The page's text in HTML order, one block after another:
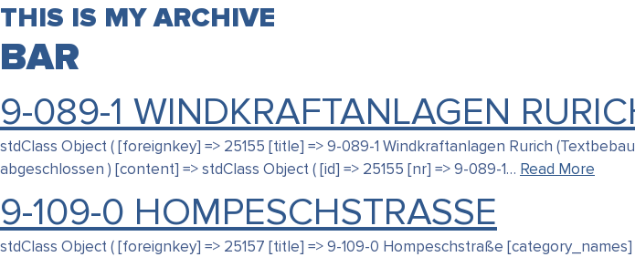
BÜRGERSERVICE
POLITIK &
FREIZEIT &
ENGAGEMENT
EVENTS
STADTPORTRÄT
WIRTSCHAFTSFÖRDERUNG
FÖRDERMÖGLICHKEITEN
&
STELLEN SIE GERNE IHRE FRAGE
THIS IS MY ARCHIVE
BAR
9-089-1 WINDKRAFTANLAGEN
stdClass Object ( [foreignkey] => 25155 [title] => 9-089-1 Windkraftanlagen Rurich
abgeschlossen ) [content] => stdClass Object ( [id] => 25155 [nr] => 9-089-1… Read More
9-109-0 HOMPESCHSTRASSE
stdClass Object ( [foreignkey] => 25157 [title] => 9-109-0 Hompeschstraße